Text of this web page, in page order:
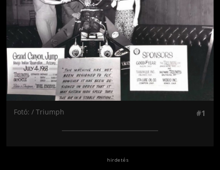
Fotó: / Triumph #1